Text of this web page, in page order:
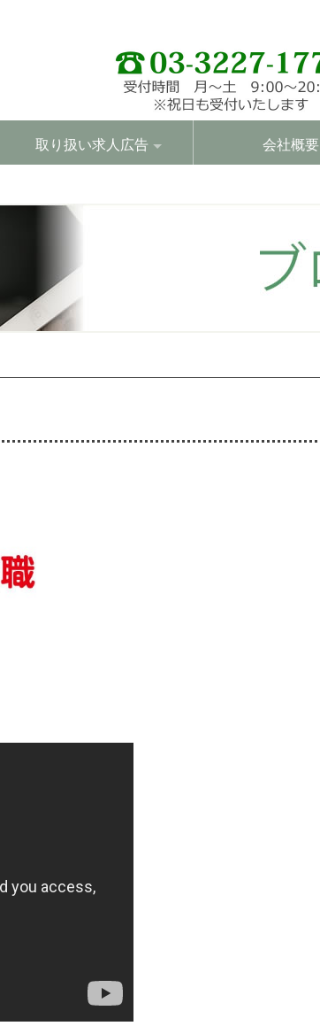
取り扱い求人広告 会社概要